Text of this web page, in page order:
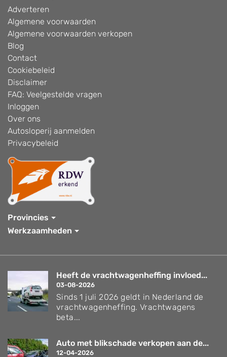
Adverteren
Algemene voorwaarden
Algemene voorwaarden verkopen
Blog
Contact
Cookiebeleid
Disclaimer
FAQ: Veelgestelde vragen
Inloggen
Over ons
Autosloperij aanmelden
Privacybeleid
Provincies
Werkzaamheden
Heeft de vrachtwagenheffing invloed...
03-08-2026
Sinds 1 juli 2026 geldt in Nederland de
vrachtwagenheffing. Vrachtwagens
beta...
Auto met blikschade verkopen aan de...
12-04-2026